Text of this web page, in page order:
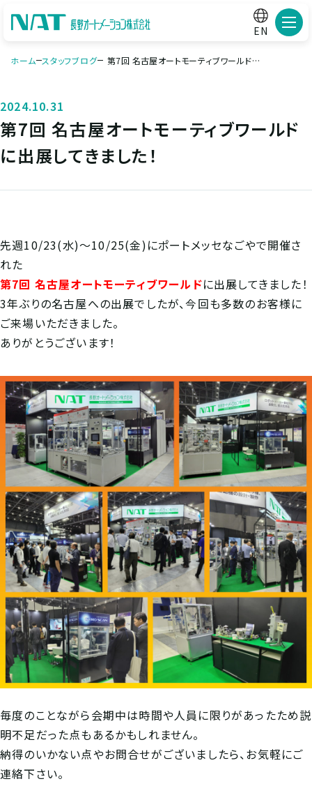
EN メニ
ホーム スタッフブログ 第7回 名古屋オートモーティブワールドに
2024.10.31
第7回 名古屋オートモーティブワールド
に出展してきました！
先週10/23(水)～10/25(金)にポートメッセなごやで開催さ
れた
第7回 名古屋オートモーティブワールドに出展してきました！
3年ぶりの名古屋への出展でしたが、今回も多数のお客様に
ご来場いただきました。
ありがとうございます！
毎度のことながら会期中は時間や人員に限りがあったため説
明不足だった点もあるかもしれません。
納得のいかない点やお問合せがございましたら、お気軽にご
連絡下さい。